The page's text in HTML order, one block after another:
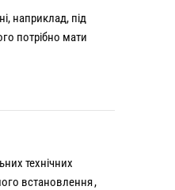
наприклад, під
потрібно мати
технічних
встановлення,